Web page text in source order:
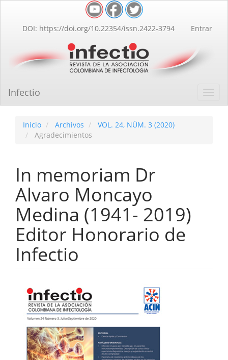
Contenido
principal
lateral
DOI: https://doi.org/10.22354/issn.2422-3794 Entrar
Infectio
Inicio Archivos
VOL. 24, NÚM. 3 (2020)
Agradecimientos
In memoriam Dr
Alvaro Moncayo
Medina (1941- 2019)
Editor Honorario de
Infectio
Barra
lateral
del
artículo